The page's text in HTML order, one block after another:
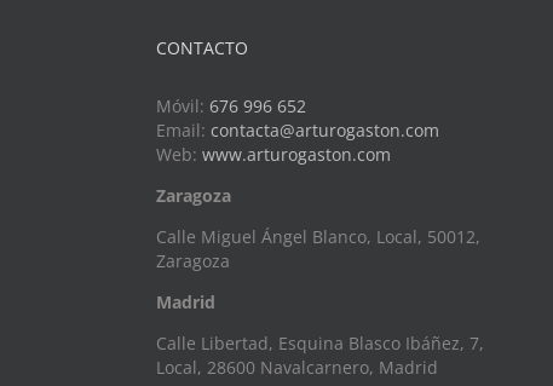
CONTACTO
Móvil: 676 996 652
Email: contacta@arturogaston.com
Web: www.arturogaston.com
Zaragoza
Calle Miguel Ángel Blanco, Local, 50012,
Zaragoza
Madrid
Calle Libertad, Esquina Blasco Ibáñez, 7,
Local, 28600 Navalcarnero, Madrid